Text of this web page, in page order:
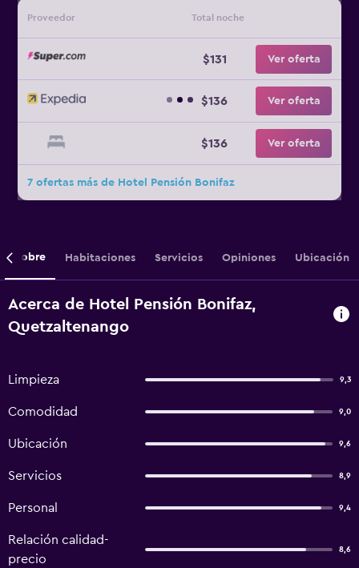
Proveedor Total noche
$131 Ver oferta
$136 Ver oferta
$136 Ver oferta
7 ofertas más de Hotel Pensión Bonifaz
Sobre Habitaciones Servicios Opiniones Ubicación
Acerca de Hotel Pensión Bonifaz,
Quetzaltenango
Limpieza 9,3
Comodidad 9,0
Ubicación 9,6
Servicios 8,9
Personal 9,4
Relación calidad-
precio
8,6